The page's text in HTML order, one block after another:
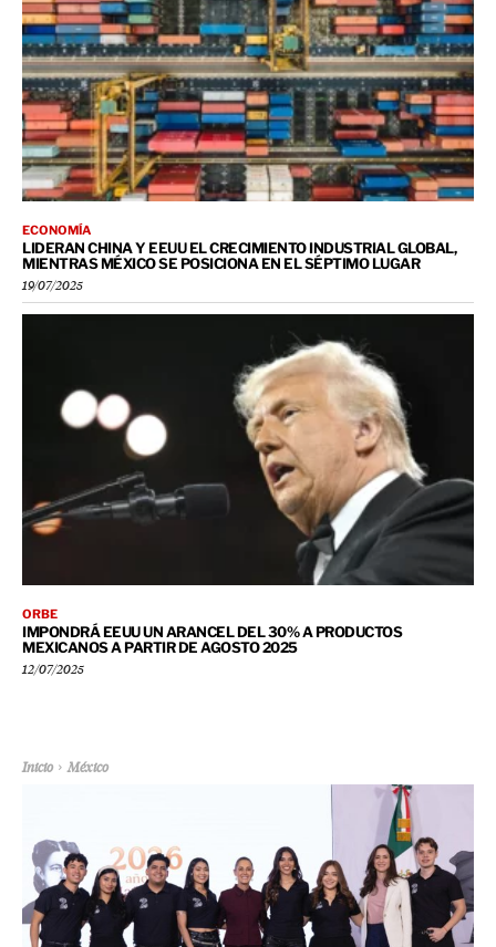
ECONOMÍA
LIDERAN CHINA Y EEUU EL CRECIMIENTO INDUSTRIAL GLOBAL,
MIENTRAS MÉXICO SE POSICIONA EN EL SÉPTIMO LUGAR
19/07/2025
ORBE
IMPONDRÁ EEUU UN ARANCEL DEL 30% A PRODUCTOS
MEXICANOS A PARTIR DE AGOSTO 2025
12/07/2025